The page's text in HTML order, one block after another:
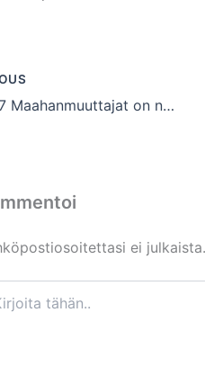
10.6.2017 Maahanmuuttajat on nähtävä mahdollisuutena
ei julkaista.